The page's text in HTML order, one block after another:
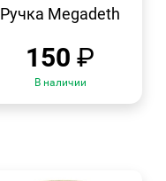
ПРОСМОТР
Ручка Megadeth
150 ₽
В наличии